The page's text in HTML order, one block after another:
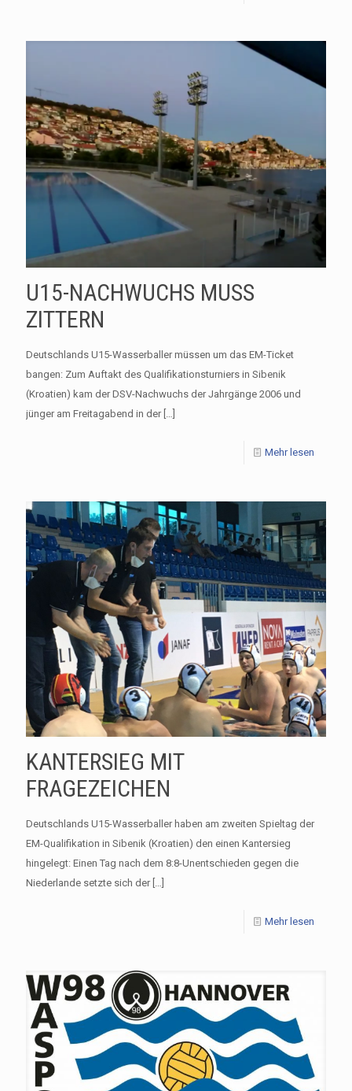
U15-NACHWUCHS MUSS
ZITTERN
Deutschlands U15-Wasserballer müssen um das EM-Ticket
bangen: Zum Auftakt des Qualifikationsturniers in Sibenik
(Kroatien) kam der DSV-Nachwuchs der Jahrgänge 2006 und
jünger am Freitagabend in der[…]
Mehr lesen
KANTERSIEG MIT
FRAGEZEICHEN
Deutschlands U15-Wasserballer haben am zweiten Spieltag der
EM-Qualifikation in Sibenik (Kroatien) den einen Kantersieg
hingelegt: Einen Tag nach dem 8:8-Unentschieden gegen die
Niederlande setzte sich der[…]
Mehr lesen